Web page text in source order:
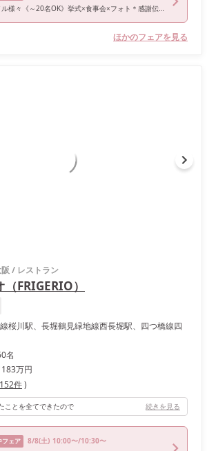
スタイル様々《～20名OK》挙式×食事会×フォト＊感謝伝えるＷ
ほかのフェアを見る
/ レストラン
FRIGERIO）
桜川駅、長堀鶴見緑地線西長堀駅、四つ橋線四
名
183万円
152件)
ことを全てできたので 続きを見る
フェア 8/8(土) 10:00〜/10:30〜